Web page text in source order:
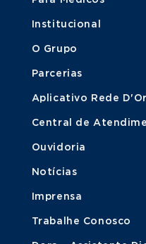
Institucional
O Grupo
Parcerias
Aplicativo Rede D'Or
Central de
Ouvidoria
Notícias
Imprensa
Trabalhe Conosco